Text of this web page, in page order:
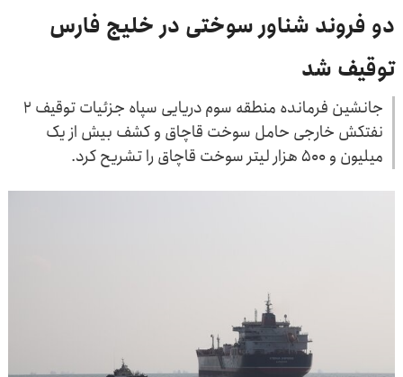
دو فروند شناور سوختی در خلیج فارس
توقیف شد
جانشین فرمانده منطقه سوم دریایی سپاه جزئیات توقیف ۲
نفتکش خارجی حامل سوخت قاچاق و کشف بیش از یک
میلیون و ۵۰۰ هزار لیتر سوخت قاچاق را تشریح کرد.